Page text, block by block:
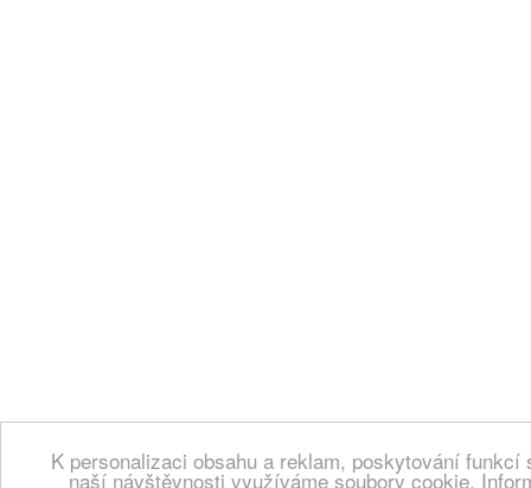
K personalizaci obsahu a reklam, poskytování
naší návštěvnosti využíváme soubory cookie.